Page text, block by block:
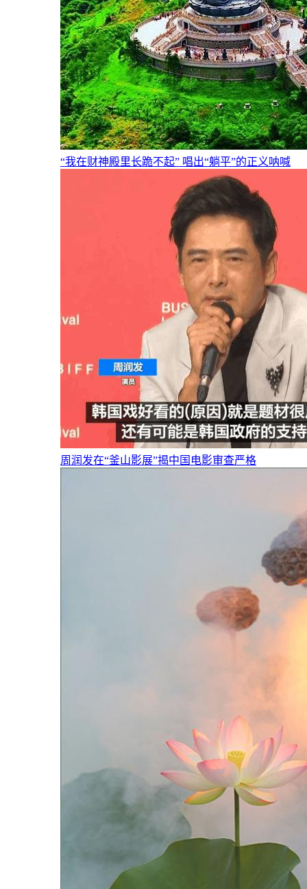
“我在财神殿里长跪不起” 唱出“躺平”的正义呐喊
周润发在“釜山影展”揭中国电影审查严格